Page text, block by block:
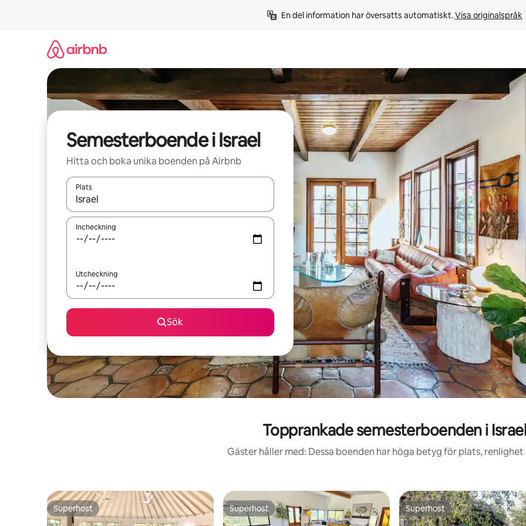
En del information har översatts automatiskt. Visa originalspråk
Semesterboende i Israel
Hitta och boka unika boenden på Airbnb
Plats
När resultaten är tillgängliga kan du navigera med upp- och nedåtpilarna eller utforska genom att trycka eller svepa.
Incheckning
Utcheckning
Sök
Topprankade semesterboenden i
Gäster håller med: Dessa boenden har höga betyg för plats, renlighet
Superhost
Superhost Superhost
Superhost Superhost
Superhost